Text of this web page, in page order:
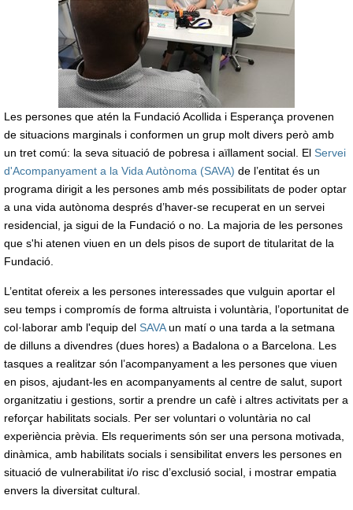
Les persones que atén la Fundació Acollida i Esperança provenen
de situacions marginals i conformen un grup molt divers però amb
un tret comú: la seva situació de pobresa i aïllament social. El Servei
d'Acompanyament a la Vida Autònoma (SAVA) de l’entitat és un
programa dirigit a les persones amb més possibilitats de poder optar
a una vida autònoma després d’haver-se recuperat en un servei
residencial, ja sigui de la Fundació o no. La majoria de les persones
que s'hi atenen viuen en un dels pisos de suport de titularitat de la
Fundació.
L’entitat ofereix a les persones interessades que vulguin aportar el
seu temps i compromís de forma altruista i voluntària, l’oportunitat de
col·laborar amb l'equip del SAVAun matí o una tarda a la setmana
de dilluns a divendres (dues hores) a Badalona o a Barcelona. Les
tasques a realitzar són l’acompanyament a les persones que viuen
en pisos, ajudant-les en acompanyaments al centre de salut, suport
organitzatiu i gestions, sortir a prendre un cafè i altres activitats per a
reforçar habilitats socials. Per ser voluntari o voluntària no cal
experiència prèvia. Els requeriments són ser una persona motivada,
dinàmica, amb habilitats socials i sensibilitat envers les persones en
situació de vulnerabilitat i/o risc d’exclusió social, i mostrar empatia
envers la diversitat cultural.